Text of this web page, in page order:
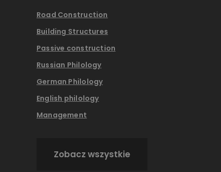
Road Construction
Building Structures
Passive construction
Russian Philology
German Philology
English philology
Management
Zobacz wszystkie